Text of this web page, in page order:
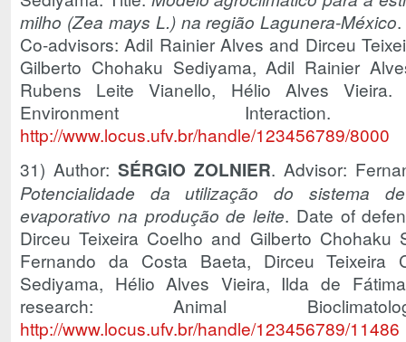
milho (Zea mays L.) na região Lagunera-México
Co-advisors: Adil Rainier Alves and Dirceu
Gilberto Chohaku Sediyama, Adil Rainier
Rubens Leite Vianello, Hélio Alves
Environment
http://www.locus.ufv.br/handle/123456789/8000
31) Author: SÉRGIO ZOLNIER. Advisor:
Potencialidade da utilização do sistema
evaporativo na produção de leite. Date of
Dirceu Teixeira Coelho and Gilberto Chohaku
Fernando da Costa Baeta, Dirceu Teixeira
Sediyama, Hélio Alves Vieira, Ilda de
research: Animal
http://www.locus.ufv.br/handle/123456789/11486